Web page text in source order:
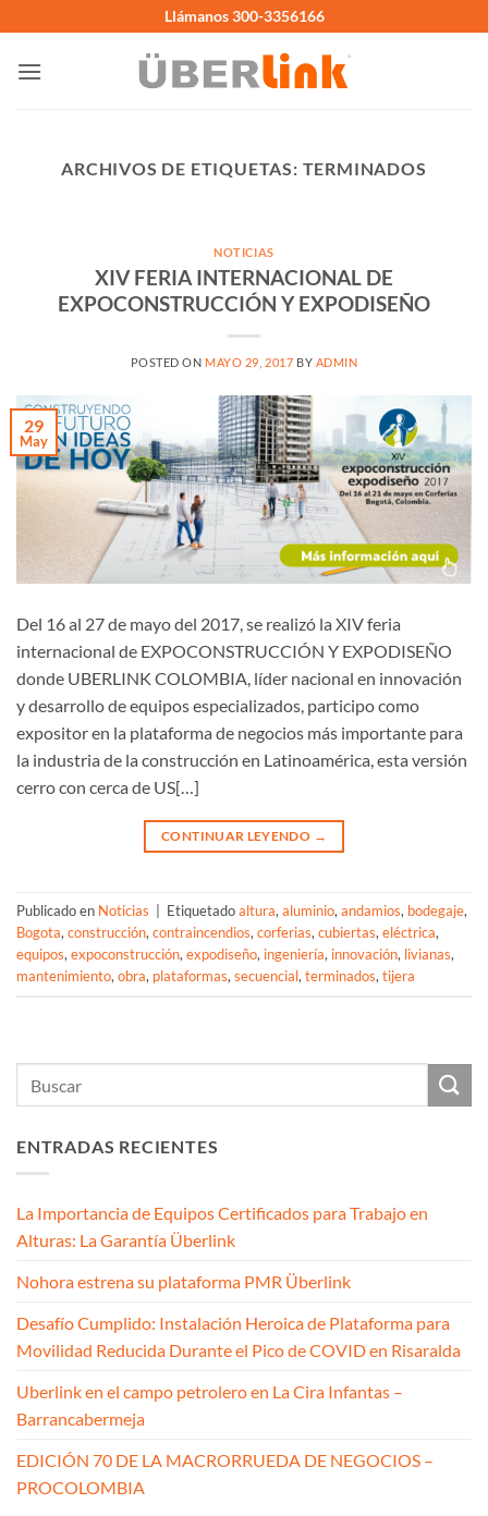
al
contenido
Llámanos 300-3356166
ARCHIVOS DE ETIQUETAS: TERMINADOS
NOTICIAS
XIV FERIA INTERNACIONAL DE
EXPOCONSTRUCCIÓN Y EXPODISEÑO
POSTED ON MAYO 29, 2017 BY ADMIN
29
May
Del 16 al 27 de mayo del 2017, se realizó la XIV feria
internacional de EXPOCONSTRUCCIÓN Y EXPODISEÑO
donde UBERLINK COLOMBIA, líder nacional en innovación
y desarrollo de equipos especializados, participo como
expositor en la plataforma de negocios más importante para
la industria de la construcción en Latinoamérica, esta versión
cerro con cerca de US[…]
CONTINUAR LEYENDO →
Publicado en Noticias Etiquetadoaltura,aluminio,andamios, bodegaje,
Bogota,construcción,contraincendios,corferias,cubiertas,eléctrica,
equipos,expoconstrucción,expodiseño, ingeniería, innovación, livianas,
mantenimiento,obra, plataformas,secuencial,terminados,tijera
ENTRADAS RECIENTES
La Importancia de Equipos Certificados para Trabajo en
Alturas: La Garantía Überlink
Nohora estrena su plataforma PMR Überlink
Desafío Cumplido: Instalación Heroica de Plataforma para
Movilidad Reducida Durante el Pico de COVID en Risaralda
Uberlink en el campo petrolero en La Cira Infantas –
Barrancabermeja
EDICIÓN 70 DE LA MACRORRUEDA DE NEGOCIOS –
PROCOLOMBIA